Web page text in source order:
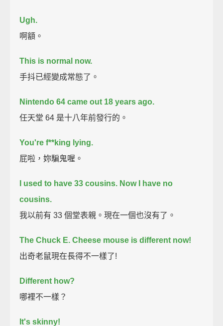
Ugh.
啊額。
This is normal now.
手抖已經變成常態了。
Nintendo 64 came out 18 years ago.
任天堂 64 是十八年前發行的。
You're f**king lying.
屁啦，妳騙鬼喔。
I used to have 33 cousins. Now I have no
cousins.
我以前有 33 個堂表親。現在一個也沒有了。
The Chuck E. Cheese mouse is different now!
出奇老鼠現在長得不一樣了!
Different how?
哪裡不一樣？
It's skinny!